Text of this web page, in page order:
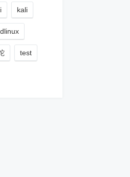
kali
test